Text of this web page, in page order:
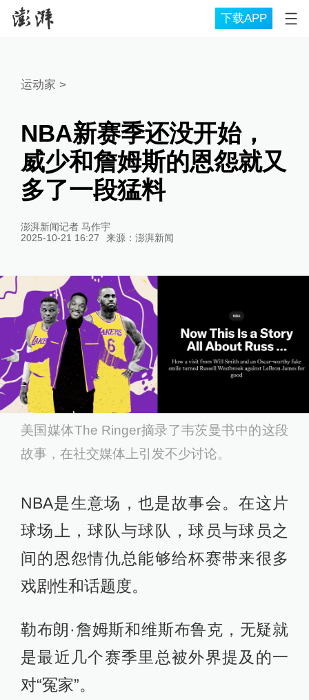
下载APP
运动家 >
NBA新赛季还没开始，
威少和詹姆斯的恩怨就又
多了一段猛料
澎湃新闻记者 马作宇
2025-10-21 16:27
来源： 澎湃新闻
美国媒体The Ringer摘录了韦茨曼书中的这段
故事，在社交媒体上引发不少讨论。
NBA是生意场，也是故事会。在这片
球场上，球队与球队，球员与球员之
间的恩怨情仇总能够给杯赛带来很多
戏剧性和话题度。
勒布朗·詹姆斯和维斯布鲁克，无疑就
是最近几个赛季里总被外界提及的一
对“冤家”。